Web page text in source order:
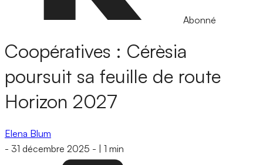
Abonné
Coopératives : Cérèsia
poursuit sa feuille de route
Horizon 2027
Elena Blum
- 31 décembre 2025 - 1 min